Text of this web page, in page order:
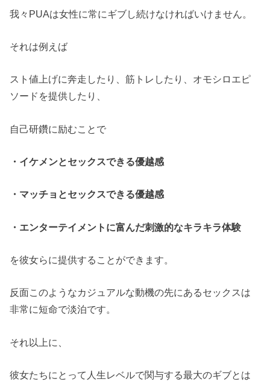
我々PUAは女性に常にギブし続けなければいけません。
それは例えば
スト値上げに奔走したり、筋トレしたり、オモシロエピ
ソードを提供したり、
自己研鑽に励むことで
・イケメンとセックスできる優越感
・マッチョとセックスできる優越感
・エンターテイメントに富んだ刺激的なキラキラ体験
を彼女らに提供することができます。
反面このようなカジュアルな動機の先にあるセックスは
非常に短命で淡泊です。
それ以上に、
彼女たちにとって人生レベルで関与する最大のギブとは